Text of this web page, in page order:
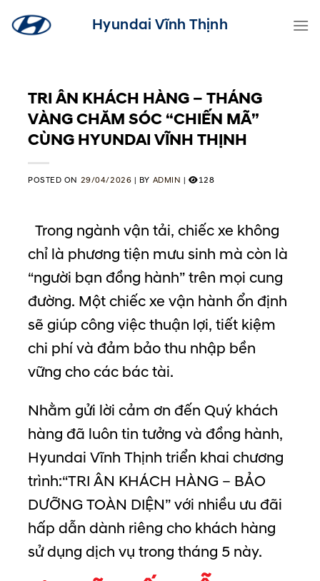
Hyundai Vĩnh Thịnh
TRI ÂN KHÁCH HÀNG – THÁNG
VÀNG CHĂM SÓC “CHIẾN MÃ”
CÙNG HYUNDAI VĨNH THỊNH
POSTED ON 29/04/2026 BY ADMIN | 128
Trong ngành vận tải, chiếc xe không
chỉ là phương tiện mưu sinh mà còn là
“người bạn đồng hành” trên mọi cung
đường. Một chiếc xe vận hành ổn định
sẽ giúp công việc thuận lợi, tiết kiệm
chi phí và đảm bảo thu nhập bền
vững cho các bác tài.
Nhằm gửi lời cảm ơn đến Quý khách
hàng đã luôn tin tưởng và đồng hành,
Hyundai Vĩnh Thịnh triển khai chương
trình:“TRI ÂN KHÁCH HÀNG – BẢO
DƯỠNG TOÀN DIỆN”với nhiều ưu đãi
hấp dẫn dành riêng cho khách hàng
sử dụng dịch vụ trong tháng 5 này.